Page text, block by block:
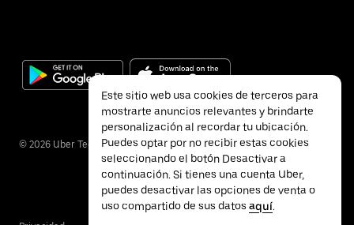
© 2026 Uber Technologies Inc.
Este sitio web usa cookies de terceros para
mostrarte anuncios relevantes y brindarte
personalización al recordar tu ubicación.
Puedes optar por no recibir estas cookies
seleccionando el botón Desactivar a
continuación. Si tienes una cuenta Uber,
puedes desactivar las opciones de venta o
uso compartido de sus datos aquí.